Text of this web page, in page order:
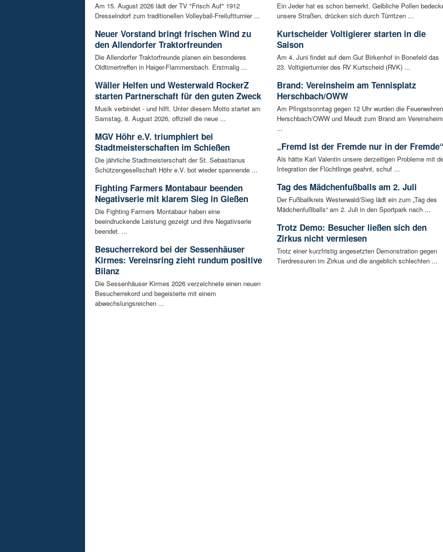
Am 15. August 2026 lädt der TV "Frisch Auf" 1912
Dresselndorf zum traditionellen Volleyball-Freiluftturnier ...
Neuer Vorstand bringt frischen Wind zu
den Allendorfer Traktorfreunden
Die Allendorfer Traktorfreunde planen ein besonderes
Oldtimertreffen in Haiger-Flammersbach. Erstmalig ...
Wäller Helfen und Westerwald RockerZ
starten Partnerschaft für den guten Zweck
Musik verbindet - und hilft. Unter diesem Motto startet am
Samstag, 8. August 2026, offiziell die neue ...
MGV Höhr e.V. triumphiert bei
Stadtmeisterschaften im Schießen
Die jährliche Stadtmeisterschaft der St. Sebastianus
Schützengesellschaft Höhr e.V. bot wieder spannende ...
Fighting Farmers Montabaur beenden
Negativserie mit klarem Sieg in Gießen
Die Fighting Farmers Montabaur haben eine
beeindruckende Leistung gezeigt und ihre Negativserie
beendet. ...
Besucherrekord bei der Sessenhäuser
Kirmes: Vereinsring zieht rundum positive
Bilanz
Die Sessenhäuser Kirmes 2026 verzeichnete einen neuen
Besucherrekord und begeisterte mit einem
abwechslungsreichen ...
Ein Jeder hat es schon bemerkt. Gelbliche Pollen
unsere Straßen, drücken sich durch Türritzen ...
Kurtscheider Voltigierer starten in die
Saison
Am 4. Juni findet auf dem Gut Birkenhof in Bonefeld das
23. Voltigierturnier des RV Kurtscheid (RVK) ...
Brand: Vereinsheim am Tennisplatz
Herschbach/OWW
Am Pfingstsonntag gegen 12 Uhr wurden die Feuerwehren
Herschbach/OWW und Meudt zum Brand am Vereinsheim
...
„Fremd ist der Fremde nur in der
Als hätte Karl Valentin unsere derzeitigen Probleme mit
Integration der Flüchtlinge geahnt, schuf ...
Tag des Mädchenfußballs am 2. Juli
Der Fußballkreis Westerwald/Sieg lädt ein zum „Tag des
Mädchenfußballs“ am 2. Juli in den Sportpark nach ...
Trotz Demo: Besucher ließen sich den
Zirkus nicht vermiesen
Trotz einer kurzfristig angesetzten Demonstration gegen
Tierdressuren im Zirkus und die angeblich schlechten ...